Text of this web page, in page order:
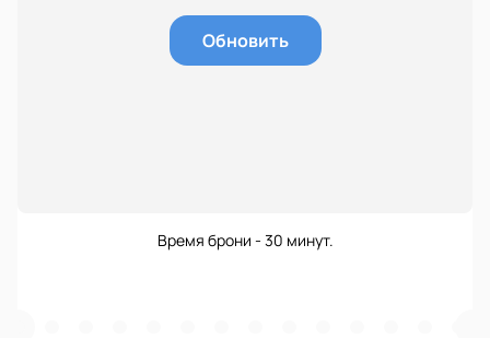
Обновить
Время брони - 30 минут.